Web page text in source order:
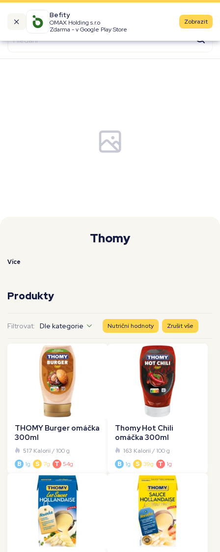
Befity
OMAX Holding s.r.o
Zdarma - v Google Play Store
Zobrazit
Kalorické tabulky
Thomy
Více
Produkty
Filtrovat: Dle kategorie Nutriční hodnoty Zrušit vše
THOMY Burger omáčka
300ml
517 Kalorií/ 100 g
B 1g S 7g T 54g
Thomy Hot Chili
omáčka 300ml
163 Kalorií/ 100 g
B 1g S 39g T 1g